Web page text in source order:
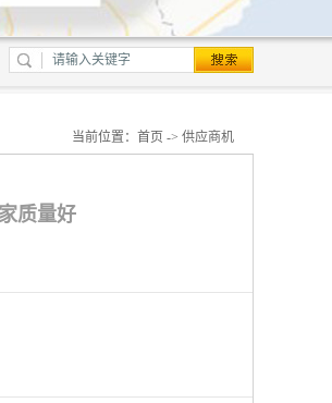
当前位置： 首页 -> 供应商机
质量好